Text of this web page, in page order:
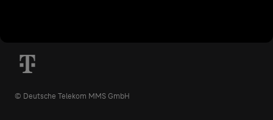
© Deutsche Telekom MMS GmbH